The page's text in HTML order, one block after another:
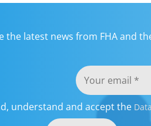
latest news from FHA and
understand and accept the